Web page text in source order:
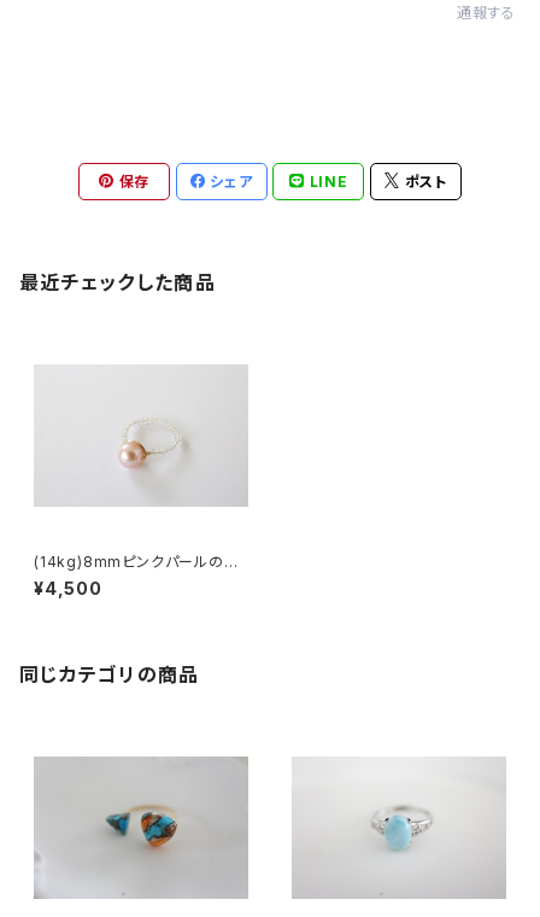
通報する
保存 シェア LINE ポスト
最近チェックした商品
(14kg)8mmピンクパールのリ
ング 12号[rg0205]
¥4,500
同じカテゴリの商品